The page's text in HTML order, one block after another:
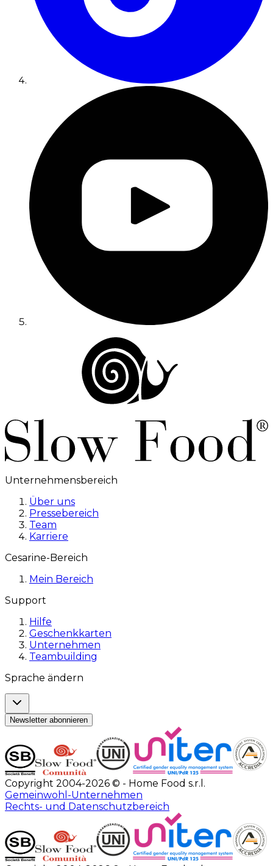
Unternehmensbereich
Über uns
Pressebereich
Team
Karriere
Cesarine-Bereich
Mein Bereich
Support
Hilfe
Geschenkkarten
Unternehmen
Teambuilding
Sprache ändern
Newsletter abonnieren
Copyright 2004-2026 © - Home Food s.r.l.
Gemeinwohl-Unternehmen
Rechts- und Datenschutzbereich